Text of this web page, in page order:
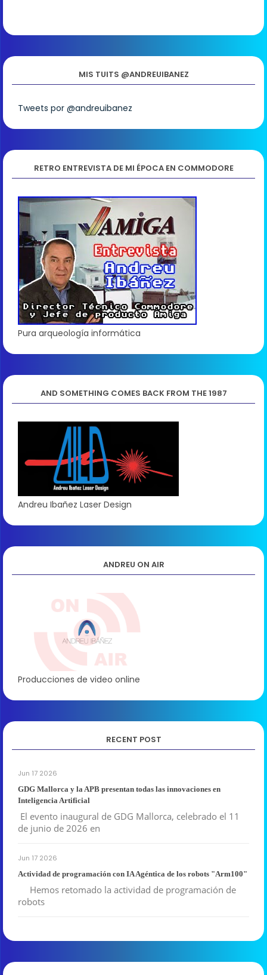
MIS TUITS @ANDREUIBANEZ
Tweets por @andreuibanez
RETRO ENTREVISTA DE MI ÉPOCA EN COMMODORE
Pura arqueología informática
AND SOMETHING COMES BACK FROM THE 1987
Andreu Ibañez Laser Design
ANDREU ON AIR
Producciones de video online
RECENT POST
Jun 17 2026
GDG Mallorca y la APB presentan todas las innovaciones en
Inteligencia Artificial
El evento inaugural de GDG Mallorca, celebrado el 11
de junio de 2026 en
Jun 17 2026
Actividad de programación con IA Agéntica de los robots "Arm100"
Hemos retomado la actividad de programación de
robots